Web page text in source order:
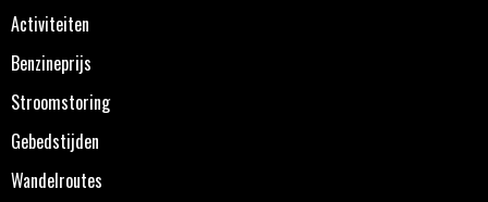
Activiteiten
Benzineprijs
Stroomstoring
Gebedstijden
Wandelroutes